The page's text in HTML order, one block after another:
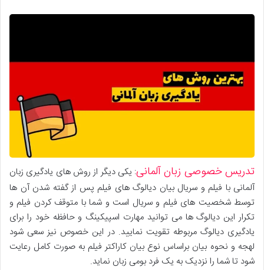
تدریس خصوصی زبان آلمانی: یکی دیگر از روش های یادگیری زبان
آلمانی با فیلم و سریال بیان دیالوگ های فیلم پس از گفته شدن آن ها
توسط شخصیت های فیلم و سریال است و شما با متوقف کردن فیلم و
تکرار این دیالوگ ها می توانید مهارت اسپیکینگ و حافظه خود را برای
یادگیری دیالوگ مربوطه تقویت نمایید. در این خصوص نیز سعی شود
لهجه و نحوه بیان براساس نوع بیان کاراکتر فیلم به صورت کامل رعایت
شود تا شما را نزدیک به یک فرد بومی زبان نماید.